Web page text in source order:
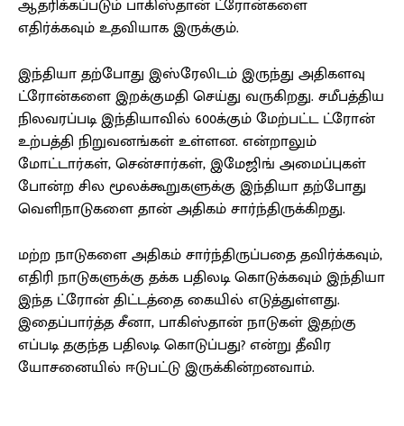
ஆதரிக்கப்படும் பாகிஸ்தான் ட்ரோன்களை
எதிர்க்கவும் உதவியாக இருக்கும்.
இந்தியா தற்போது இஸ்ரேலிடம் இருந்து அதிகளவு
ட்ரோன்களை இறக்குமதி செய்து வருகிறது. சமீபத்திய
நிலவரப்படி இந்தியாவில் 600க்கும் மேற்பட்ட ட்ரோன்
உற்பத்தி நிறுவனங்கள் உள்ளன. என்றாலும்
மோட்டார்கள், சென்சார்கள், இமேஜிங் அமைப்புகள்
போன்ற சில மூலக்கூறுகளுக்கு இந்தியா தற்போது
வெளிநாடுகளை தான் அதிகம் சார்ந்திருக்கிறது.
மற்ற நாடுகளை அதிகம் சார்ந்திருப்பதை தவிர்க்கவும்,
எதிரி நாடுகளுக்கு தக்க பதிலடி கொடுக்கவும் இந்தியா
இந்த ட்ரோன் திட்டத்தை கையில் எடுத்துள்ளது.
இதைப்பார்த்த சீனா, பாகிஸ்தான் நாடுகள் இதற்கு
எப்படி தகுந்த பதிலடி கொடுப்பது? என்று தீவிர
யோசனையில் ஈடுபட்டு இருக்கின்றனவாம்.